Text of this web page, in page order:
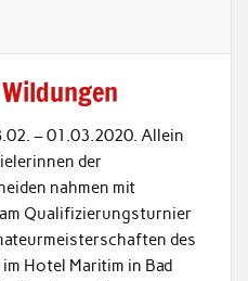
– 01.03.2020. Allein
der
nahmen mit
Qualifizierungsturnier
des
Hotel Maritim in Bad